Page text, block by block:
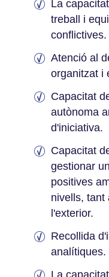
La
treball i
conflictives.
Atenció al
organitzat i
Capacitat
autònoma
d'iniciativa.
Capacitat
gestionar
positives
nivells, tant
l'exterior.
Recollida
analítiques.
La